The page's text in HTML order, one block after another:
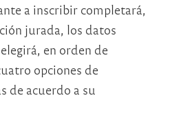
a inscribir completará,
jurada, los datos
en orden de
opciones de
de acuerdo a su